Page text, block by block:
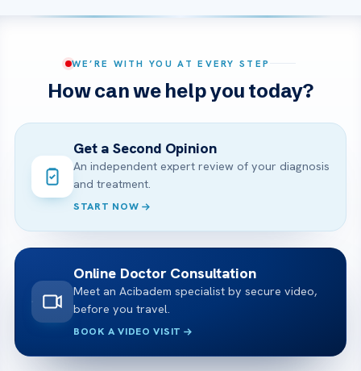
WE’RE WITH YOU AT EVERY STEP
How can we help you today?
Get a Second Opinion
An independent expert review of your diagnosis
and treatment.
START NOW
Online Doctor Consultation
Meet an Acibadem specialist by secure video,
before you travel.
BOOK A VIDEO VISIT